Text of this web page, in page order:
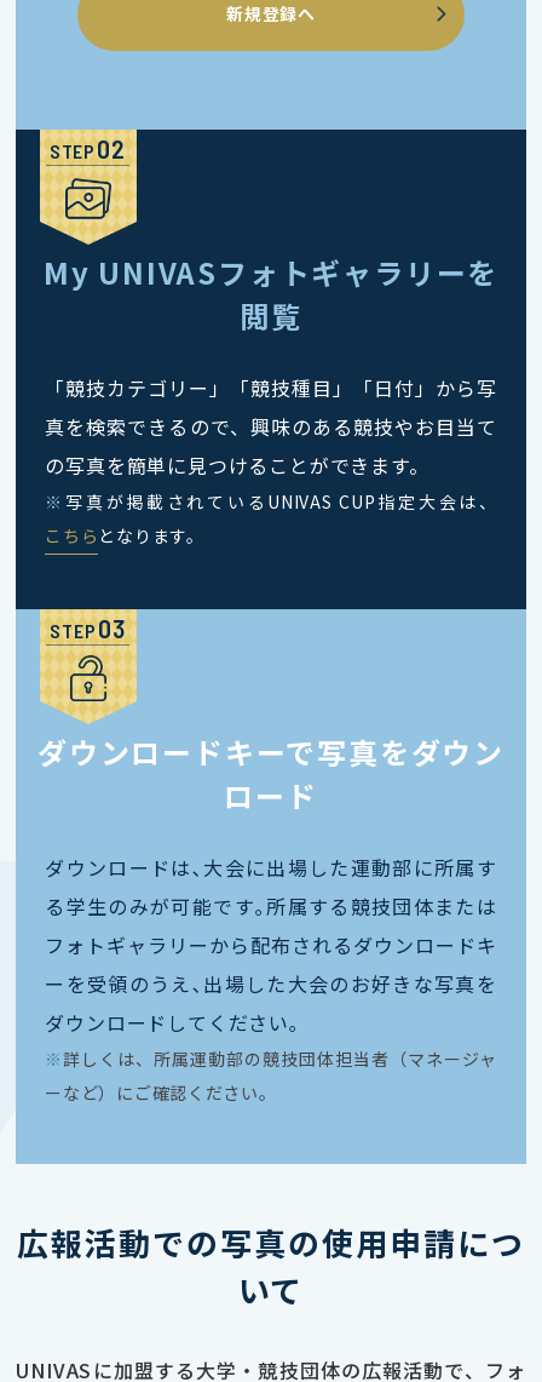
新規登録へ
STEP
My UNIVASフォトギャラリーを
閲覧
「競技カテゴリー」「競技種目」「日付」から写
真を検索できるので、興味のある競技やお目当て
の写真を簡単に見つけることができます。
※ 写真が掲載されているUNIVAS CUP指定大会は、
こちら となります。
STEP
ダウンロードキーで写真をダウン
ロード
ダウンロードは､大会に出場した運動部に所属す
る学生のみが可能です｡所属する競技団体または
フォトギャラリーから配布されるダウンロードキ
ーを受領のうえ､出場した大会のお好きな写真を
ダウンロードしてください｡
※ 詳しくは、所属運動部の競技団体担当者（マネージャ
ーなど）にご確認ください。
広報活動での写真の使用申請につ
いて
UNIVASに加盟する大学・競技団体の広報活動で、フォ